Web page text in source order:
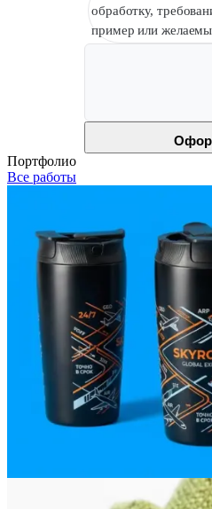
обработку,
пример или
Портфолио
Все работы